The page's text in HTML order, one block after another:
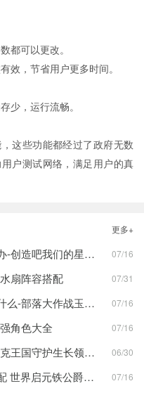
都可以更改。
效，节省用户更多时间。
少，运行流畅。
这些功能都经过了政府无数
户测试网络，满足用户的真
更多+
创造吧我们的星球开枪闪退怎么办-创造吧我们的星球开枪闪退合集 07/16
扇阵容搭配 07/31
部落大作战玉火焰灵参战技能是什么-部落大作战玉火焰灵参战技能合集 07/16
角色大全 07/16
洛克王国守护生长领域怎么过-洛克王国守护生长领域通关攻略 06/30
世界启元铁公爵技能阵容如何搭配 世界启元铁公爵技能阵容搭配合集 07/16